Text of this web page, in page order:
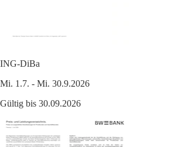
ING-DiBa
Mi. 1.7. - Mi. 30.9.2026
Gültig bis 30.09.2026